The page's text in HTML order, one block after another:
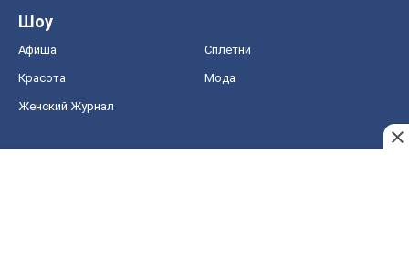
Шоу
Афиша Сплетни
Красота Мода
Женский Журнал